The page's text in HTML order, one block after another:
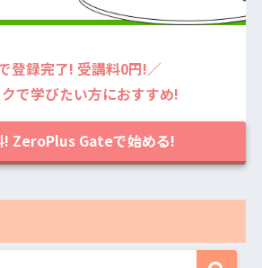
登録完了! 受講料0円!／
で学びたい方におすすめ!
! ZeroPlus Gateで始める!